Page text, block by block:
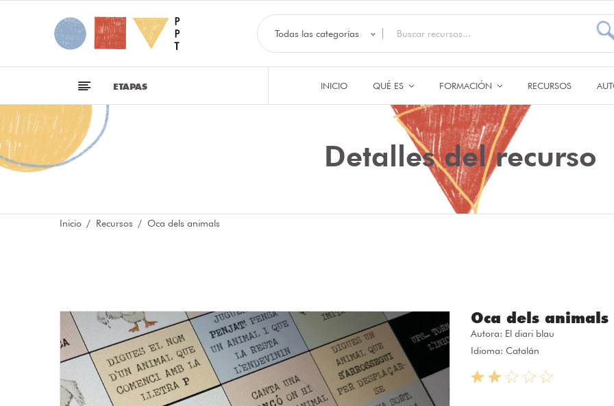
Todas las categorías
ETAPAS INICIO QUÉ ES FORMACIÓN RECURSOS
Detalles del recurso
Inicio Recursos Oca dels animals
Oca dels animals
Autora: El diari blau
Idioma: Catalán